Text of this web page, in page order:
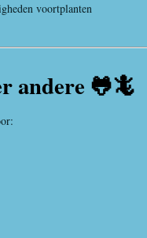
voortplanten
andere 🐸🦎